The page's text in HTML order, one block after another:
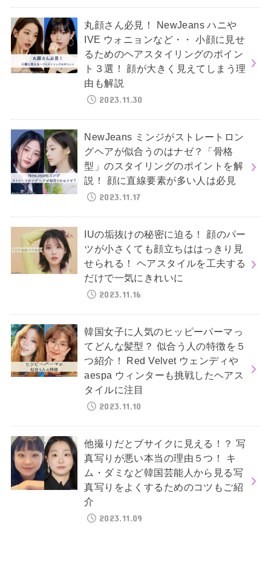
丸顔さん必見！ NewJeans ハニや
IVE ウォニョンなど・・ 小顔に見せ
るためのヘアスタイリングのポイン
ト３選！ 顔が大きく見えてしまう理
由も解説
2023.11.30
NewJeans ミンジがストレートロン
グヘアが似合うのはナゼ？「骨格
型」のスタイリングのポイントを解
説！ 顔に直線要素が多い人は必見
2023.11.17
IUの垢抜けの秘密に迫る！ 顔のパー
ツが小さくても顔立ちははっきり見
せられる！ ヘアスタイルを工夫する
だけで一気にきれいに
2023.11.16
韓国女子に人気のヒッピーパーマっ
てどんな髪型？ 似合う人の特徴を５
つ紹介！ Red Velvet ウェンディや
aespa ウィンターも挑戦したヘアス
タイルに注目
2023.11.10
他撮りだとブサイクに見える！？ 写
真写りが悪い本当の理由５つ！ キ
ム・ダミなど韓国芸能人から見る写
真写りをよくするためのコツもご紹
介
2023.11.09